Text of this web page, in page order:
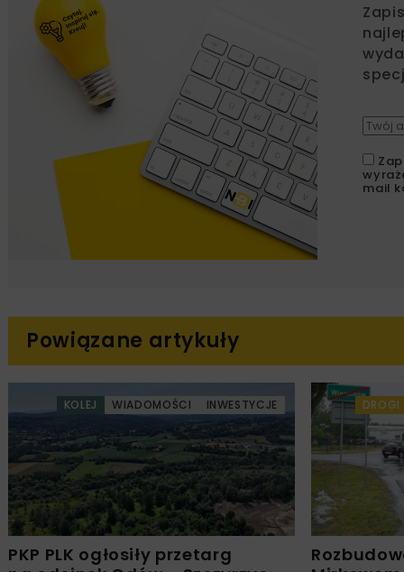
mail
Powiązane artykuły
KOLEJ WIADOMOŚCI INWESTYCJE
PKP PLK ogłosiły przetarg
DROGI